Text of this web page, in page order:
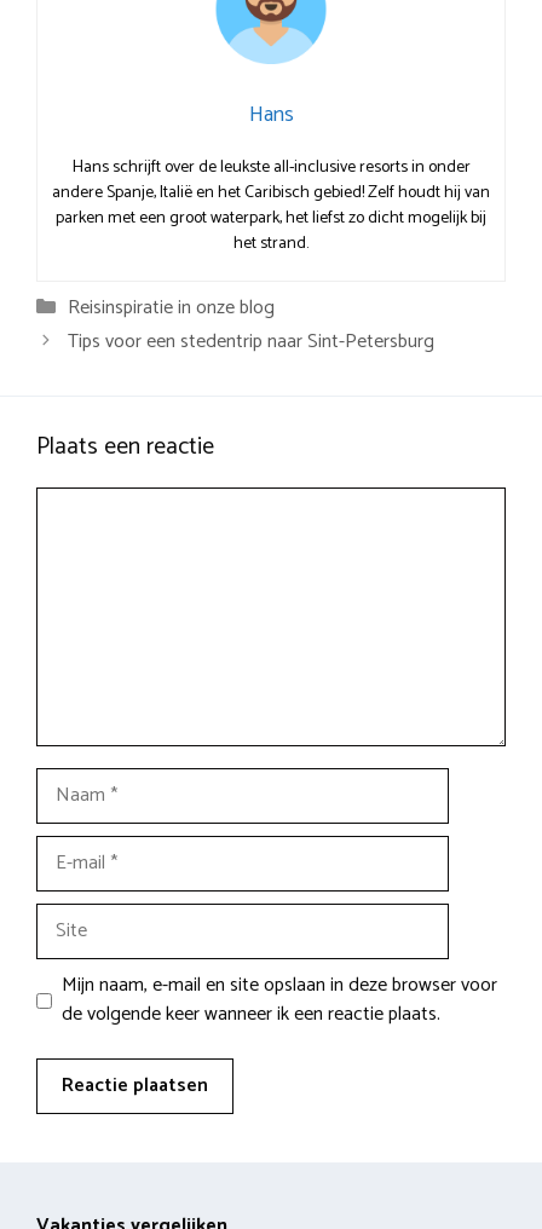
Hans
Hans schrijft over de leukste all-inclusive resorts in onder
andere Spanje, Italië en het Caribisch gebied! Zelf houdt hij van
parken met een groot waterpark, het liefst zo dicht mogelijk bij
het strand.
Categorieën
Reisinspiratie in onze blog
Tips voor een stedentrip naar Sint-Petersburg
Plaats een reactie
Naam
mail
Site
Mijn naam, e-mail en site opslaan in deze browser voor
de volgende keer wanneer ik een reactie plaats.